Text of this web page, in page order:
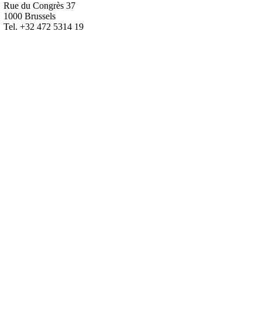
Rue du Congrès 37
1000 Brussels
Tel. +32 472 5314 19